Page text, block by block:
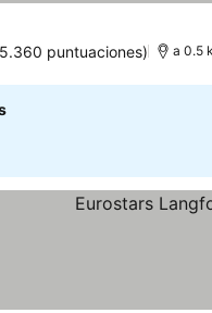
puntuaciones) a 0.5